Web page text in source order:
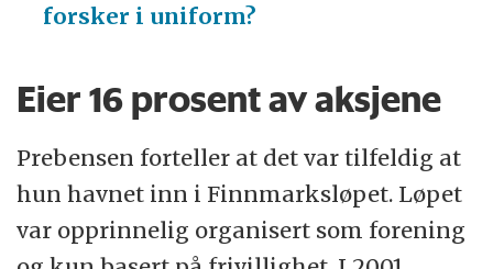
forsker i uniform?
Eier 16 prosent av aksjene
Prebensen forteller at det var tilfeldig at
hun havnet inn i Finnmarksløpet. Løpet
var opprinnelig organisert som forening